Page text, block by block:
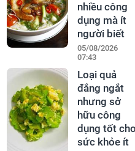
nhiều công
dụng mà ít
người biết
05/08/2026
07:43
Loại quả
đắng ngắt
nhưng sở
hữu công
dụng tốt
sức khỏe ít